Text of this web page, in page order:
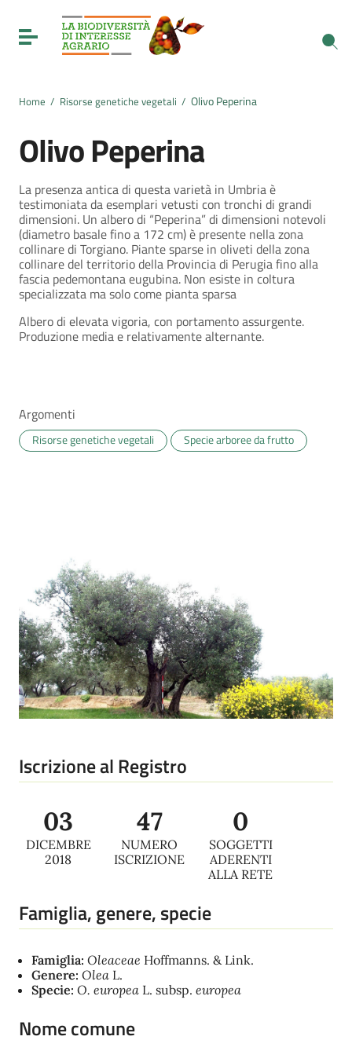
Vai al menu di navigazione
Vai al footer
Toggle navigation
Home / Risorse genetiche vegetali / Olivo Peperina
Olivo Peperina
La presenza antica di questa varietà in Umbria è
testimoniata da esemplari vetusti con tronchi di grandi
dimensioni. Un albero di “Peperina” di dimensioni notevoli
(diametro basale fino a 172 cm) è presente nella zona
collinare di Torgiano. Piante sparse in oliveti della zona
collinare del territorio della Provincia di Perugia fino alla
fascia pedemontana eugubina. Non esiste in coltura
specializzata ma solo come pianta sparsa
Albero di elevata vigoria, con portamento assurgente.
Produzione media e relativamente alternante.
Argomenti
Risorse genetiche vegetali Specie arboree da frutto
Iscrizione al Registro
03
DICEMBRE
2018
47
NUMERO
ISCRIZIONE
0
SOGGETTI
ADERENTI
ALLA RETE
Famiglia, genere, specie
Famiglia: Oleaceae Hoffmanns. & Link.
Genere: Olea L.
Specie: O. europea L. subsp. europea
Nome comune